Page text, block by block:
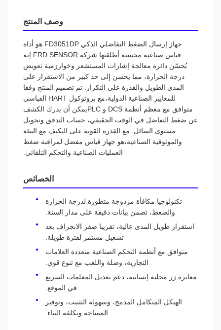
وصف المنتج
جهاز إرسال الضغط التفاضلي الذكي FD3051DP هو أداة
قياس صناعية محسنة أطلقتها شركة FRD SENSOR.إنه
يُحسّن دائرة معالجة إشارات المستشعر وخوارزمية تعويض
درجة الحرارة، مما يحسن إلى حد كبير من الاستقرار على
المدى الطويل والقدرة على التكرار. تم تصميم المنتج وفقا
للمعايير الصناعية الدولية،مع بروتوكول HART القياسي
متوافق مع معظم أنظمة DCS و PLCيمكن أن يدرك الكشف
عن ضغط التفاضل في الوقت الحقيقي، حساب التدفق وتحويل
مستوى السائل. مع القدرة القوية على التكيف مع البيئة
والموثوقية الصناعية،هو جهاز قياس مفضل لمراقبة ضغط
العمليات الصناعية والتحكم التلقائي.
الخصائص
تكنولوجيا مكافأة مزدوجة متطورة لدرجة الحرارة
والضغط، تضمن بيانات دقيقة على مدار السنة.
استقرار طويل المدى عالية، تقريبا صفر الانجراف بعد
تشغيل مستمر لفترة طويلة.
متوافق مع أنظمة التحكم الصناعية متعددة العلامات
التجارية، وصلة واللعب مع تنوع قوي.
معايرة زر محلية إنسانية، دعم تعديل المعلمات السريع
في الموقع.
الهيكل المتكامل المدمج، وسهولة التثبيت، وتوفير
المساحة وتكلفة البناء.